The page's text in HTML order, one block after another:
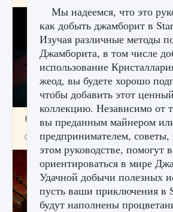
Как создавать предметы в
9 августа 2024 1 266 0
Мы надеемся, что это
как добыть джамборит в
Изучая различные методы
Джамборита, в том числе
использование
жеод, вы будете хорошо
чтобы добавить этот
коллекцию. Независимо от
вы преданным майнером
предпринимателем, советы,
этом руководстве, помогут
ориентироваться в мире
Удачной добычи полезных
пусть ваши приключения в
будут наполнены